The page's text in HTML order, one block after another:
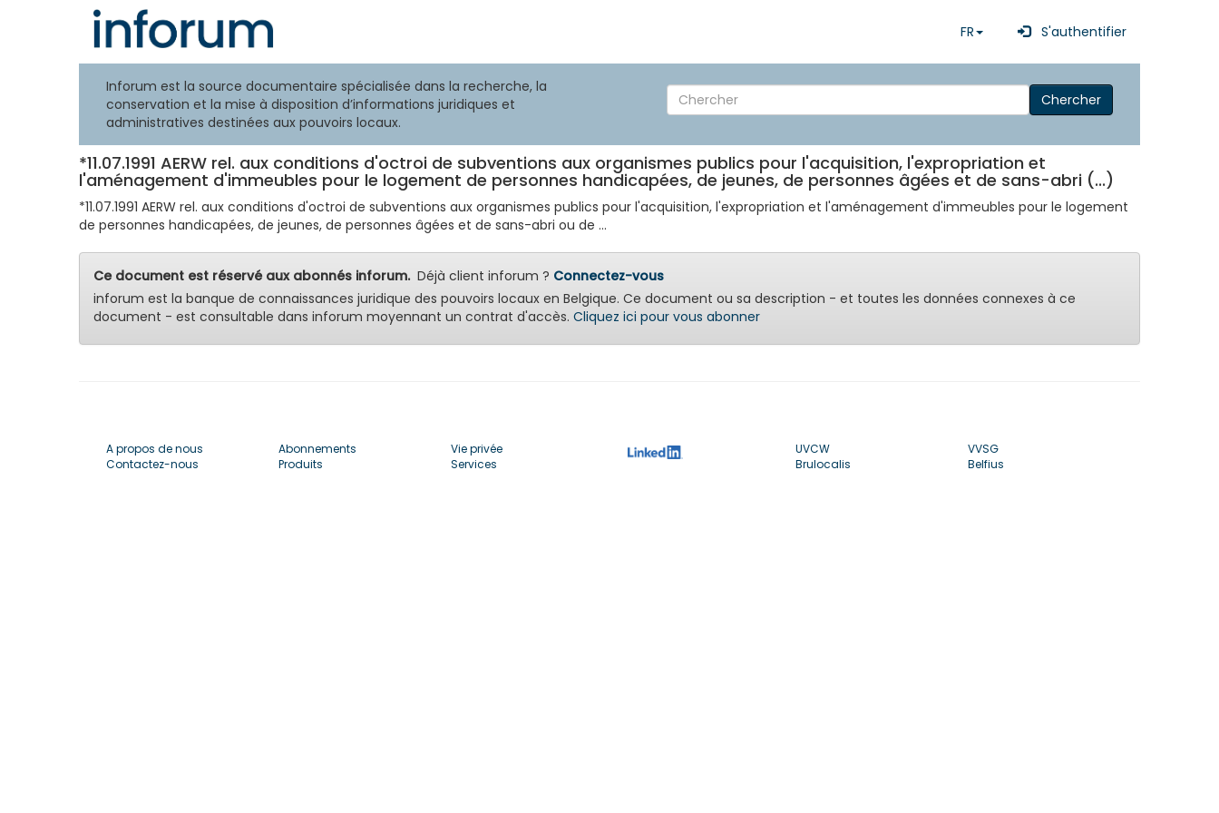
FR S'authentifier
Inforum est la source documentaire spécialisée dans la recherche, la
conservation et la mise à disposition d’informations juridiques et
administratives destinées aux pouvoirs locaux.
Chercher
*11.07.1991 AERW rel. aux conditions d'octroi de subventions aux organismes publics pour l'acquisition, l'expropriation et
l'aménagement d'immeubles pour le logement de personnes handicapées, de jeunes, de personnes âgées et de sans-abri (...)
*11.07.1991 AERW rel. aux conditions d'octroi de subventions aux organismes publics pour l'acquisition, l'expropriation et l'aménagement d'immeubles pour le logement
de personnes handicapées, de jeunes, de personnes âgées et de sans-abri ou de ...
Ce document est réservé aux abonnés inforum.Déjà client inforum ? Connectez-vous
inforum est la banque de connaissances juridique des pouvoirs locaux en Belgique. Ce document ou sa description - et toutes les données connexes à ce
document - est consultable dans inforum moyennant un contrat d'accès. Cliquez ici pour vous abonner
A propos de nous
Contactez-nous
Abonnements
Produits
Vie privée
Services
UVCW
Brulocalis
VVSG
Belfius